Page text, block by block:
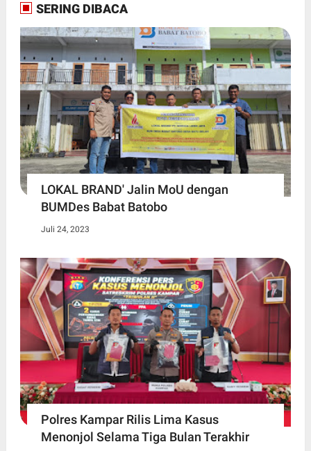
SERING DIBACA
LOKAL BRAND' Jalin MoU dengan
BUMDes Babat Batobo
Juli 24, 2023
Polres Kampar Rilis Lima Kasus
Menonjol Selama Tiga Bulan Terakhir